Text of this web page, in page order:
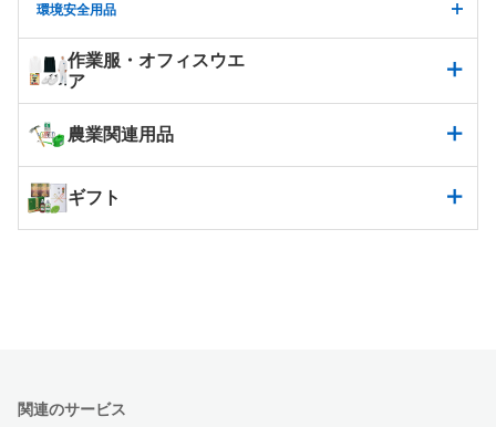
環境安全用品
作業服・オフィスウエ
ア
農業関連用品
ギフト
関連のサービス